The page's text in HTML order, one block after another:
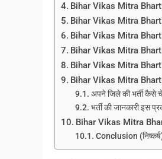
Bihar Vikas Mitra
Bihar Vikas Mitra
Bihar Vikas Mitra
Bihar Vikas Mitra
Bihar Vikas Mitra
Bihar Vikas Mitra
अपने जिले की भर्ती कैसे
भर्ती की जानकारी इस
Bihar Vikas Mitra
Conclusion